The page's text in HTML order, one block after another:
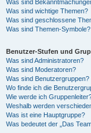
Was sind
Was sind wichtige Themen?
Was sind geschlossene
Was sind Themen-Symbole?
Benutzer-Stufen und
Was sind Administratoren?
Was sind Moderatoren?
Was sind Benutzergruppen?
Wo finde ich die
Wie werde ich
Weshalb werden
Was ist eine Hauptgruppe?
Was bedeutet der „Das